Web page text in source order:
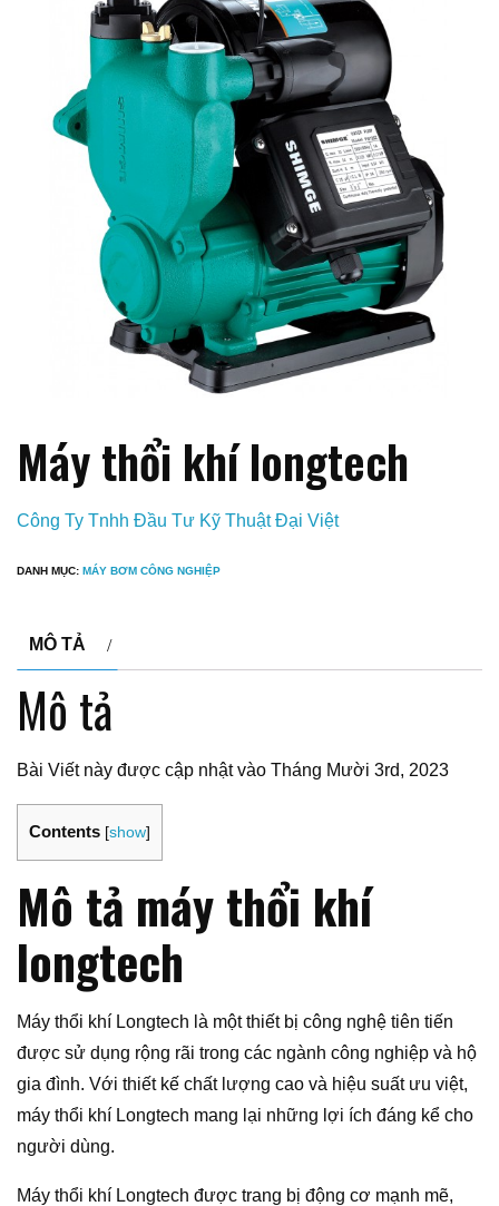
Máy thổi khí longtech
Công Ty Tnhh Đầu Tư Kỹ Thuật Đại Việt
DANH MỤC: MÁY BƠM CÔNG NGHIỆP
MÔ TẢ
Mô tả
Bài Viết này được cập nhật vào Tháng Mười 3rd, 2023
Contents [show]
Mô tả máy thổi khí
longtech
Máy thổi khí Longtech là một thiết bị công nghệ tiên tiến
được sử dụng rộng rãi trong các ngành công nghiệp và hộ
gia đình. Với thiết kế chất lượng cao và hiệu suất ưu việt,
máy thổi khí Longtech mang lại những lợi ích đáng kể cho
người dùng.
Máy thổi khí Longtech được trang bị động cơ mạnh mẽ,